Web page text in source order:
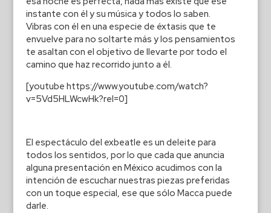
instante con él y su música y todos lo saben.
Vibras con él en una especie de éxtasis que te
envuelve para no soltarte más y los pensamientos
te asaltan con el objetivo de llevarte por todo el
camino que haz recorrido junto a él.
[youtube https://www.youtube.com/watch?
v=5Vd5HLWcwHk?rel=0]
El espectáculo del exbeatle es un deleite para
todos los sentidos, por lo que cada que anuncia
alguna presentación en México acudimos con la
intención de escuchar nuestras piezas preferidas
con un toque especial, ese que sólo Macca puede
darle.